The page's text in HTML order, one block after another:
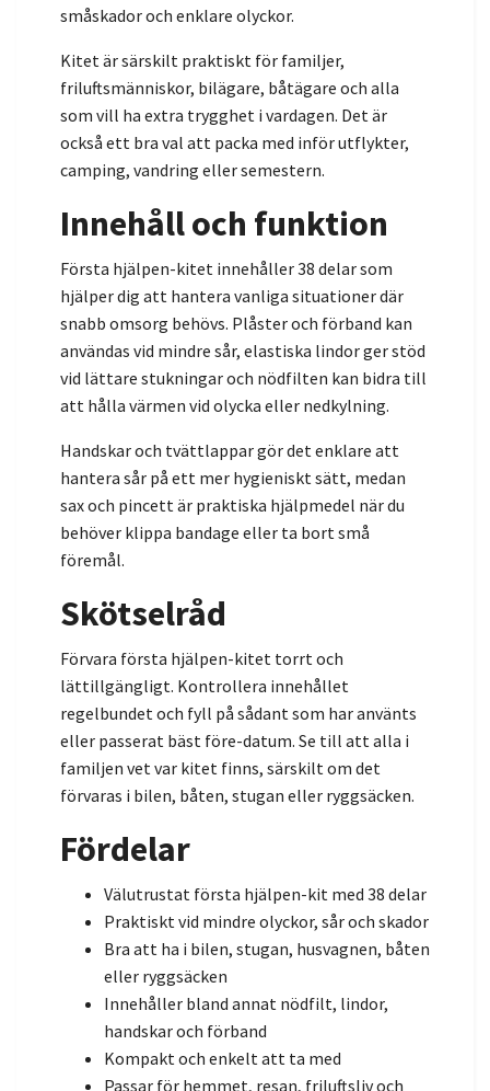
småskador och enklare olyckor.
Kitet är särskilt praktiskt för familjer,
friluftsmänniskor, bilägare, båtägare och alla
som vill ha extra trygghet i vardagen. Det är
också ett bra val att packa med inför utflykter,
camping, vandring eller semestern.
Innehåll och funktion
Första hjälpen-kitet innehåller 38 delar som
hjälper dig att hantera vanliga situationer där
snabb omsorg behövs. Plåster och förband kan
användas vid mindre sår, elastiska lindor ger stöd
vid lättare stukningar och nödfilten kan bidra till
att hålla värmen vid olycka eller nedkylning.
Handskar och tvättlappar gör det enklare att
hantera sår på ett mer hygieniskt sätt, medan
sax och pincett är praktiska hjälpmedel när du
behöver klippa bandage eller ta bort små
föremål.
Skötselråd
Förvara första hjälpen-kitet torrt och
lättillgängligt. Kontrollera innehållet
regelbundet och fyll på sådant som har använts
eller passerat bäst före-datum. Se till att alla i
familjen vet var kitet finns, särskilt om det
förvaras i bilen, båten, stugan eller ryggsäcken.
Fördelar
Välutrustat första hjälpen-kit med 38 delar
Praktiskt vid mindre olyckor, sår och skador
Bra att ha i bilen, stugan, husvagnen, båten
eller ryggsäcken
Innehåller bland annat nödfilt, lindor,
handskar och förband
Kompakt och enkelt att ta med
Passar för hemmet, resan, friluftsliv och